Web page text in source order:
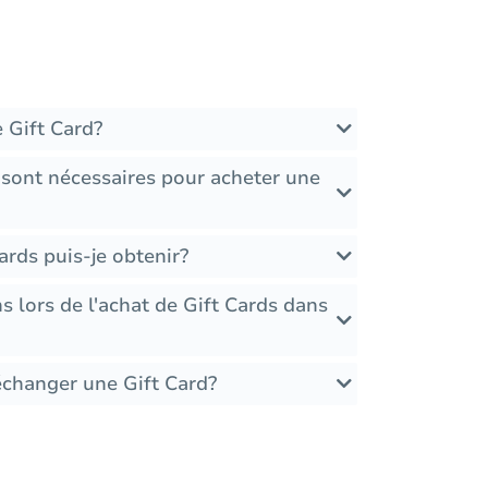
Gift Card?
nécessaires pour acheter une
puis-je obtenir?
lors de l'achat de Gift Cards dans
une Gift Card?